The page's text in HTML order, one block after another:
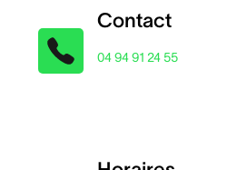
Contact
04 94 91 24 55